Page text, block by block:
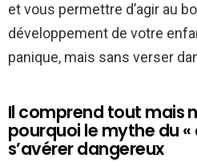
et vous permettre d’agir au
développement de votre
panique, mais sans verser
Il comprend tout mais
pourquoi le mythe du
s’avérer dangereux